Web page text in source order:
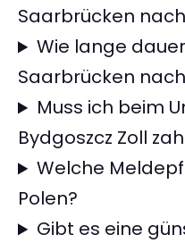
Saarbrücken
Wie lange
Saarbrücken
Muss ich beim
Bydgoszcz Zoll
Welche
Polen?
Gibt es eine